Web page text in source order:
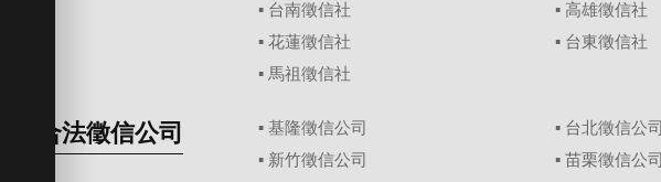
▪ 台南徵信社 ▪ 高雄徵信社
▪ 花蓮徵信社 ▪ 台東徵信社
▪ 馬祖徵信社
合法徵信公司 ▪ 基隆徵信公司 ▪ 台北徵信公司
▪ 新竹徵信公司 ▪ 苗栗徵信公司